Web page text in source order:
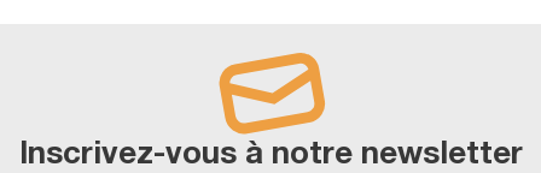
Inscrivez-vous à notre newsletter